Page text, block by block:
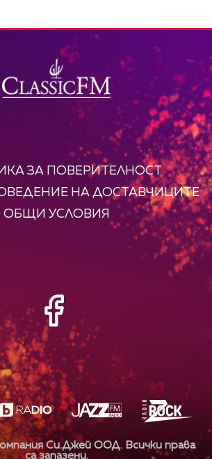
ЗА ПОВЕРИТЕЛНОСТ
НА ДОСТАВЧИЦИТЕ
ОБЩИ УСЛОВИЯ
Си.Джей ООД. Всички права
са запазени.